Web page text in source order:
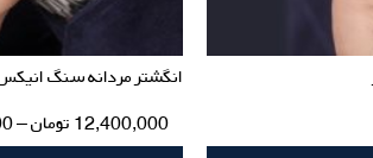
انگشتر مردانه سنگ
12,400,000 تومان–